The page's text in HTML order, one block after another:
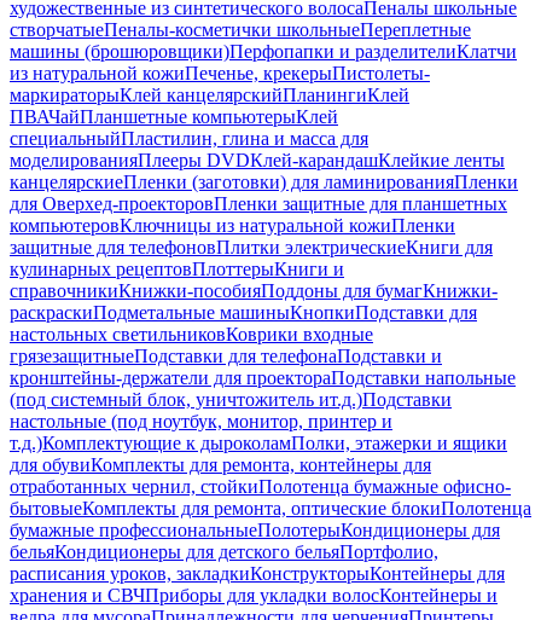
художественные из синтетического волосаПеналы школьные
створчатыеПеналы-косметички школьныеПереплетные
машины (брошюровщики)Перфопапки и разделителиКлатчи
из натуральной кожиПеченье, крекерыПистолеты-
маркираторыКлей канцелярскийПланингиКлей
ПВАЧайПланшетные компьютерыКлей
специальныйПластилин, глина и масса для
моделированияПлееры DVDКлей-карандашКлейкие ленты
канцелярскиеПленки (заготовки) для ламинированияПленки
для Оверхед-проекторовПленки защитные для планшетных
компьютеровКлючницы из натуральной кожиПленки
защитные для телефоновПлитки электрическиеКниги для
кулинарных рецептовПлоттерыКниги и
справочникиКнижки-пособияПоддоны для бумагКнижки-
раскраскиПодметальные машиныКнопкиПодставки для
настольных светильниковКоврики входные
грязезащитныеПодставки для телефонаПодставки и
кронштейны-держатели для проектораПодставки напольные
(под системный блок, уничтожитель ит.д.)Подставки
настольные (под ноутбук, монитор, принтер и
т.д.)Комплектующие к дыроколамПолки, этажерки и ящики
для обувиКомплекты для ремонта, контейнеры для
отработанных чернил, стойкиПолотенца бумажные офисно-
бытовыеКомплекты для ремонта, оптические блокиПолотенца
бумажные профессиональныеПолотерыКондиционеры для
бельяКондиционеры для детского бельяПортфолио,
расписания уроков, закладкиКонструкторыКонтейнеры для
хранения и СВЧПриборы для укладки волосКонтейнеры и